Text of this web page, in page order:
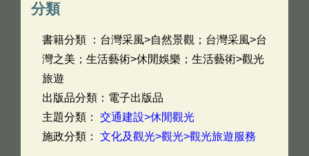
分類
書籍分類 ：台灣采風>自然景觀；台灣采風>台
灣之美；生活藝術>休閒娛樂；生活藝術>觀光
旅遊
出版品分類：電子出版品
主題分類： 交通建設>休閒觀光
施政分類： 文化及觀光>觀光>觀光旅遊服務